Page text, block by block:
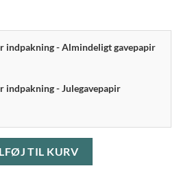
indpakning - Almindeligt gavepapir
indpakning - Julegavepapir
- Sauterpande m. glaslåg 28 cm antal
TIL KURV